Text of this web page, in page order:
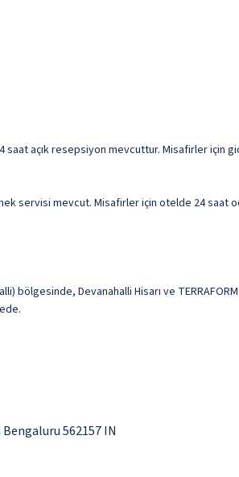
açık resepsiyon mevcuttur. Misafirler için
servisi mevcut. Misafirler için otelde 24 saat
Devanahalli Hisarı ve
562157 IN